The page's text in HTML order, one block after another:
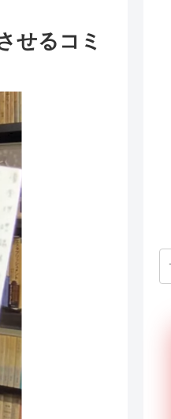
せるコミ